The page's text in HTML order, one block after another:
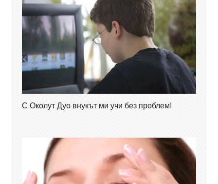
С Околут Дуо внукът ми учи без проблем!